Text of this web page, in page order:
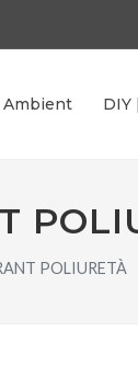
Ambient DIY
POLIURETÀ